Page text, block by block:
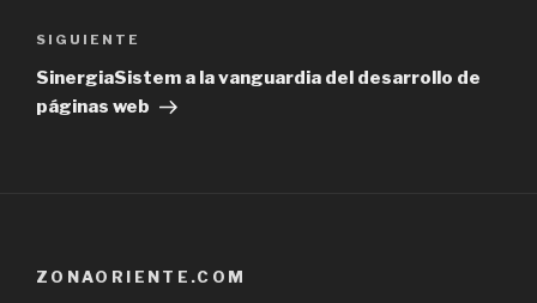
Next
Post
SIGUIENTE
SinergiaSistem a la vanguardia del desarrollo de
páginas web
ZONAORIENTE.COM